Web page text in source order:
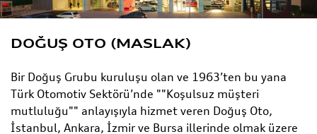
DOĞUŞ OTO (MASLAK)
Bir Doğuş Grubu kuruluşu olan ve 1963’ten bu yana
Türk Otomotiv Sektörü’nde ""Koşulsuz müşteri
mutluluğu"" anlayışıyla hizmet veren Doğuş Oto,
İstanbul, Ankara, İzmir ve Bursa illerinde olmak üzere